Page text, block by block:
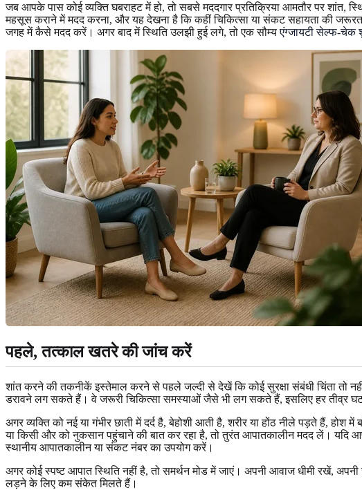
जब आपके पास कोई व्यक्ति घबराहट में हो, तो सबसे मददगार प्रतिक्रिया आमतौर पर
महसूस कराने में मदद करना, और यह देखना है कि कहीं चिकित्सा या संकट सहायता की जरूरत
जगह में कैसे मदद करें। अगर बाद में स्थिति उलझी हुई लगे, तो एक सौम्यएंग्जायटी सेल्फ-चेक
पहले, तत्काल खतरे की जांच करें
शांत करने की तकनीकें इस्तेमाल करने से पहले जल्दी से देखें कि कोई सुरक्षा संबंधी चिंता
डरावने लग सकते हैं। वे जरूरी चिकित्सा समस्याओं जैसे भी लग सकते हैं, इसलिए हर तीव्र
अगर व्यक्ति को नई या गंभीर छाती में दर्द है, बेहोशी आती है, शरीर या होंठ नीले पड़ते हैं,
या किसी और को नुकसान पहुंचाने की बात कर रहा है, तो तुरंत आपातकालीन मदद लें। यदि
स्थानीय आपातकालीन या संकट नंबर का उपयोग करें।
अगर कोई स्पष्ट आपात स्थिति नहीं है, तो समर्थन मोड में जाएं। अपनी आवाज धीमी रखें,
लड़ने के लिए कम संकेत मिलते हैं।